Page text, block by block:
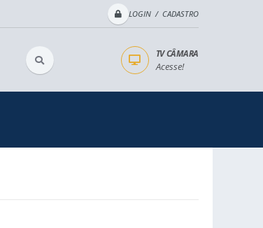
LOGIN / CADASTRO
TV CÂMARA
Acesse!